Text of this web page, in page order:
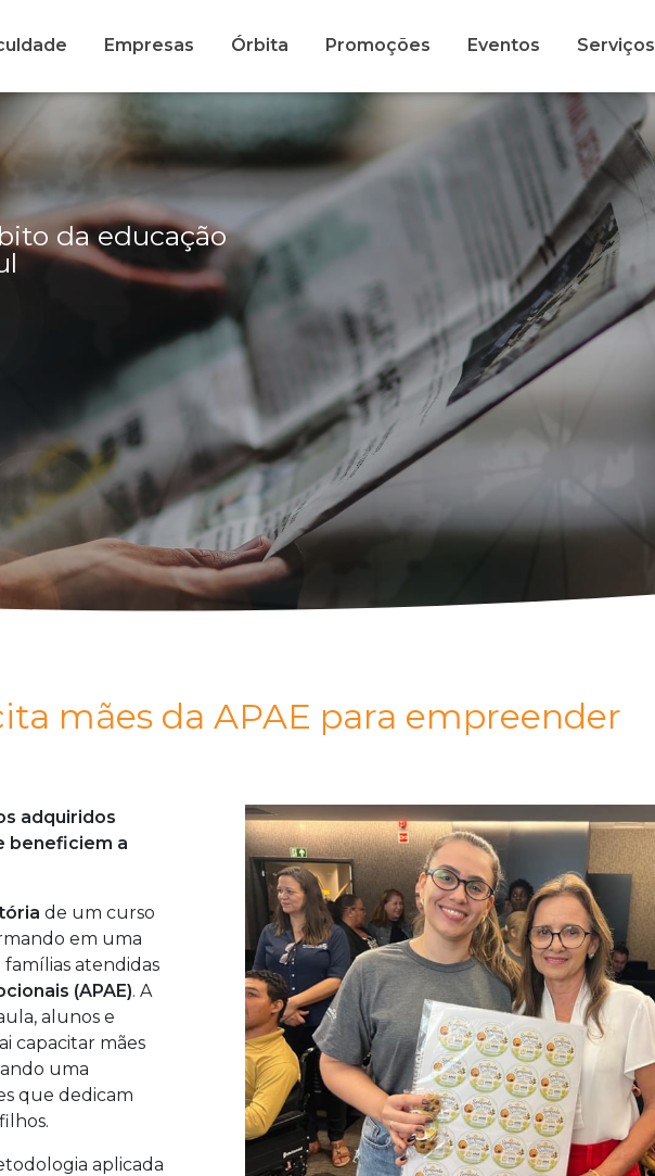
Empresas Órbita Promoções Eventos Serviços
da educação
mães da APAE para empreender
adquiridos
beneficiem a
de um curso
em uma
atendidas
(APAE). A
alunos e
capacitar mães
uma
que dedicam
aplicada